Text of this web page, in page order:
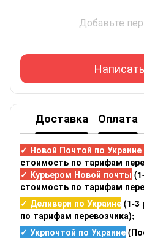
Добавьте
Доставка Оплата
✓ Новой Почтой по Украине
стоимость по тарифам
✓ Курьером Новой почты
стоимость по тарифам
✓ Деливери по Украине (1-3
по тарифам перевозчика);
✓ Укрпочтой по Украине